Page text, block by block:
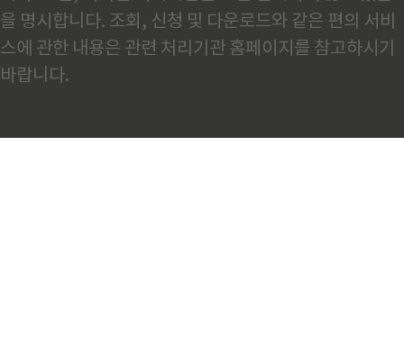
을 명시합니다. 조회, 신청 및 다운로드와 같은 편의 서비
스에 관한 내용은 관련 처리기관 홈페이지를 참고하시기
바랍니다.